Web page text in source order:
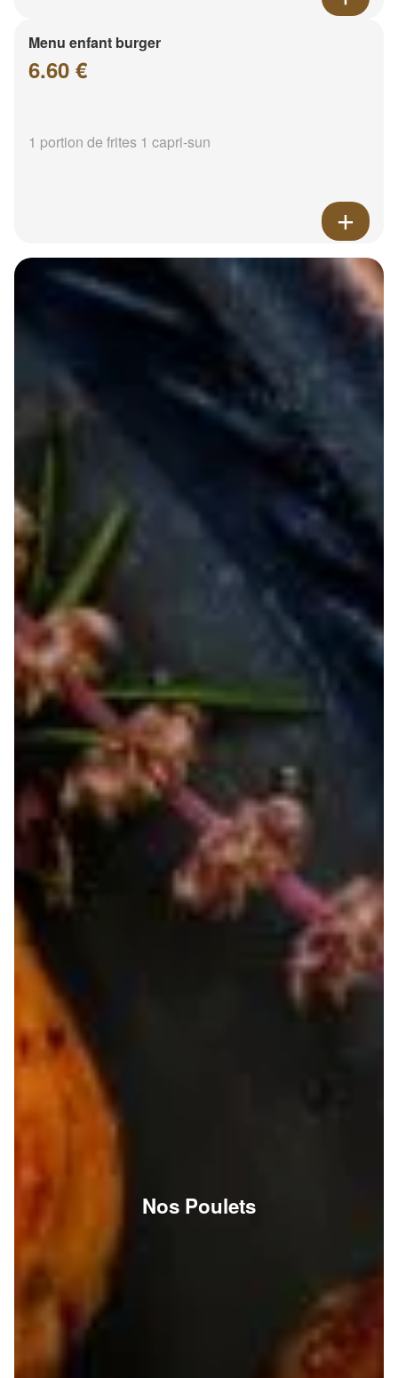
Menu enfant burger
6.60 €
1 portion de frites 1 capri-sun
Nos Poulets